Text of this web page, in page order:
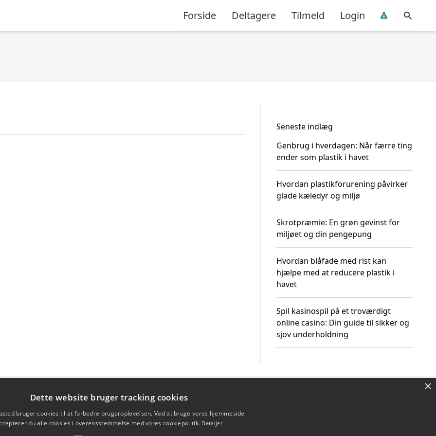
Forside Deltagere Tilmeld Login
Seneste indlæg
Genbrug i hverdagen: Når færre ting
ender som plastik i havet
Hvordan plastikforurening påvirker
glade kæledyr og miljø
Skrotpræmie: En grøn gevinst for
miljøet og din pengepung
Hvordan blåfade med rist kan
hjælpe med at reducere plastik i
havet
Spil kasinospil på et troværdigt
online casino: Din guide til sikker og
sjov underholdning
×
Dette website bruger tracking cookies
bruger cookies til at forbedre brugeroplevelsen. Ved at bruge vores hjemmeside
du alle cookies i overensstemmelse med vores cookiepolitik. Detaljer